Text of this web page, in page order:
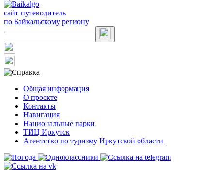
сайт-путеводитель
по Байкальскому региону
Общая информация
О проекте
Контакты
Навигация
Национальные парки
ТИЦ Иркутск
Агентство по туризму Иркутской области